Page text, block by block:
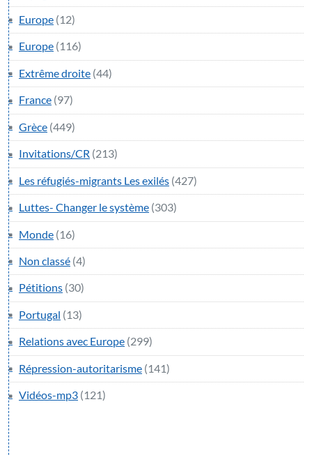
Europe (12)
Europe (116)
Extrême droite (44)
France (97)
Grèce (449)
Invitations/CR (213)
Les réfugiés-migrants Les exilés (427)
Luttes- Changer le système (303)
Monde (16)
Non classé (4)
Pétitions (30)
Portugal (13)
Relations avec Europe (299)
Répression-autoritarisme (141)
Vidéos-mp3 (121)